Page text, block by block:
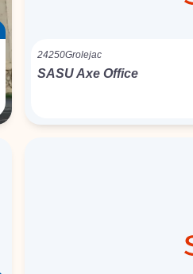
24250Grolejac
SASU Axe Office